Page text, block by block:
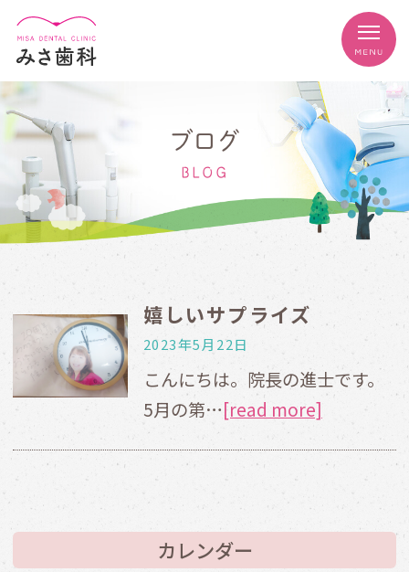
ブログ
BLOG
嬉しいサプライズ
2023年5月22日
こんにちは。院長の進士です。
5月の第…[read more]
カレンダー